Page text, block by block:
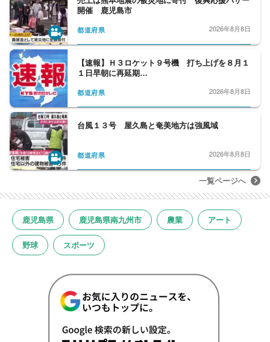
開催 鹿児島市
都道府県 2026年8月8日
【速報】Ｈ３ロケット９号機 打ち上げを８月１
１日早朝に再延期…
都道府県 2026年8月8日
台風１３号 屋久島と奄美地方は強風域
都道府県 2026年8月8日
一覧ページへ
鹿児島県 鹿児島県南九州市 農業 アート
野球 スポーツ